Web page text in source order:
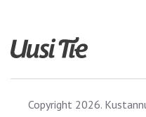
Copyright 2026.